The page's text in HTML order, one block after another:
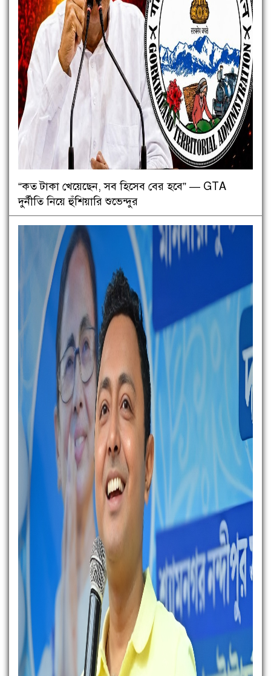
“কত টাকা খেয়েছেন, সব হিসেব বের হবে” — GTA
দুর্নীতি নিয়ে হুঁশিয়ারি শুভেন্দুর